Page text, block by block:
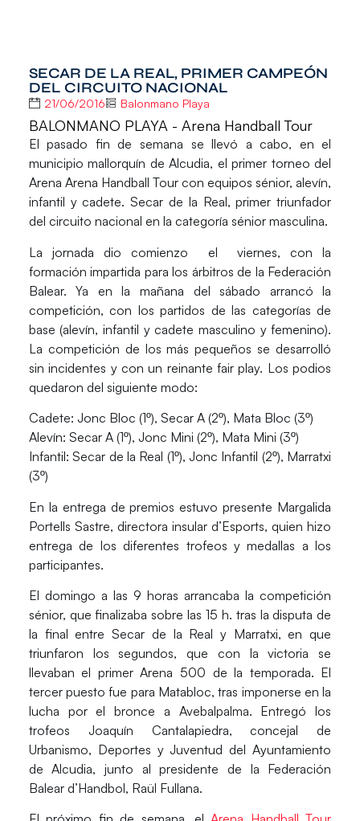
SECAR DE LA REAL, PRIMER CAMPEÓN
DEL CIRCUITO NACIONAL
21/06/2016 Balonmano Playa
BALONMANO PLAYA - Arena Handball Tour
El pasado fin de semana se llevó a cabo, en el
municipio mallorquín de Alcudia, el primer torneo del
Arena Arena Handball Tour con equipos sénior, alevín,
infantil y cadete. Secar de la Real, primer triunfador
del circuito nacional en la categoría sénior masculina.
La jornada dio comienzo el viernes, con la
formación impartida para los árbitros de la Federación
Balear. Ya en la mañana del sábado arrancó la
competición, con los partidos de las categorías de
base (alevín, infantil y cadete masculino y femenino).
La competición de los más pequeños se desarrolló
sin incidentes y con un reinante fair play. Los podios
quedaron del siguiente modo:
Cadete: Jonc Bloc (1º), Secar A (2º), Mata Bloc (3º)
Alevín: Secar A (1º), Jonc Mini (2º), Mata Mini (3º)
Infantil: Secar de la Real (1º), Jonc Infantil (2º), Marratxi
(3º)
En la entrega de premios estuvo presente Margalida
Portells Sastre, directora insular d’Esports, quien hizo
entrega de los diferentes trofeos y medallas a los
participantes.
El domingo a las 9 horas arrancaba la competición
sénior, que finalizaba sobre las 15 h. tras la disputa de
la final entre Secar de la Real y Marratxi, en que
triunfaron los segundos, que con la victoria se
llevaban el primer Arena 500 de la temporada. El
tercer puesto fue para Matabloc, tras imponerse en la
lucha por el bronce a Avebalpalma. Entregó los
trofeos Joaquín Cantalapiedra, concejal de
Urbanismo, Deportes y Juventud del Ayuntamiento
de Alcudia, junto al presidente de la Federación
Balear d’Handbol, Raül Fullana.